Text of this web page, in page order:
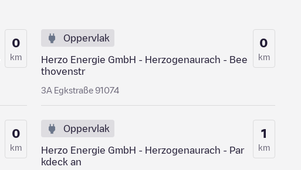
0
km
Oppervlak
Herzo Energie GmbH - Herzogenaurach - Bee
thovenstr
3A Egkstraße 91074
0
km
0
km
Oppervlak
Herzo Energie GmbH - Herzogenaurach - Par
kdeck an
1
km